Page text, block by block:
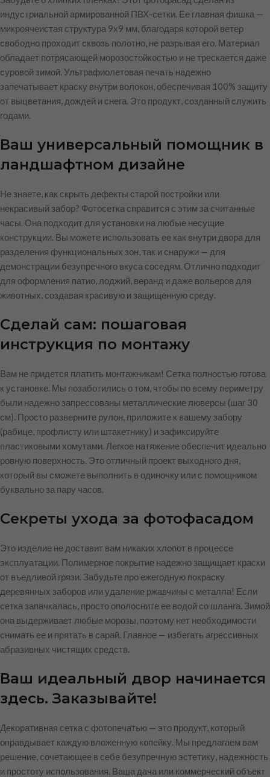
индустриальной армированной ПВХ-сетки. Ее главная фишка —
микроячеистая структура 9х9 мм, благодаря которой ветер
свободно проходит сквозь полотно, не разрывая его. Материал
обладает потрясающей морозостойкостью и не трескается даже
суровой зимой. Ультрафиолетовая печать надежно
запечатывает краску внутри волокон, обеспечивая 100% защиту
от выцветания, дождей и снега. Это продукт, созданный служить
годами.
Ваш универсальный помощник в
ландшафтном дизайне
Не знаете, как скрыть дефекты старой постройки или
некрасивый забор? Фотосетка справится с этим за считанные
часы. Она подходит для установки на любые несущие
конструкции. Вы можете использовать ее как внутри двора для
разделения функциональных зон, так и снаружи — для
демонстрации безупречного вкуса соседям. Отлично подходит
для оформления патио, лоджий, веранд и даже вольеров для
животных, создавая красивую и защищенную среду.
Сделай сам: пошаговая
инструкция по монтажу
Вам не придется платить монтажникам! Сетка полностью готова
к установке. Мы позаботились о том, чтобы по всему периметру
были надежно запрессованы металлические люверсы (шаг 30
см). Просто разверните рулон, приложите к вашему забору
(рабице, профлисту или штакетнику) и зафиксируйте
пластиковыми хомутами. Легкое натяжение обеспечит идеально
ровную поверхность. Это отличный проект выходного дня,
который вы сможете выполнить в одиночку или с помощником
буквально за пару часов.
Секреты ухода за фотофасадом
Это изделие не доставит вам никаких хлопот в процессе
эксплуатации. Полимерное покрытие надежно защищает краски
от въедливой грязи. Забудьте про ежегодную покраску
деревянных заборов или удаление ржавчины с металла! Если
сетка запачкалась, просто ополосните ее водой со шланга. Зимой
она выдерживает любые морозы, поэтому нет необходимости
снимать ее и прятать в сарай. Главное — избегать агрессивных
абразивных чистящих средств.
Ваш идеальный двор начинается
здесь. Заказывайте!
Декоративная сетка с фотопечатью — это продукт, который
оправдывает каждую вложенную копейку. Мы предлагаем вам
решение, сочетающее в себе безупречную эстетику, надежность
и простоту использования. Ваша дача или коммерческий объект